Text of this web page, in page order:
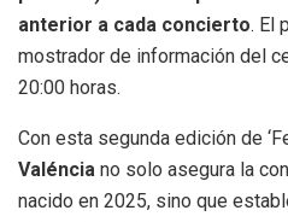
anterior a cada concierto. El
mostrador de información del
20:00 horas.
Con esta segunda edición de
Valéncia no solo asegura la
nacido en 2025, sino que